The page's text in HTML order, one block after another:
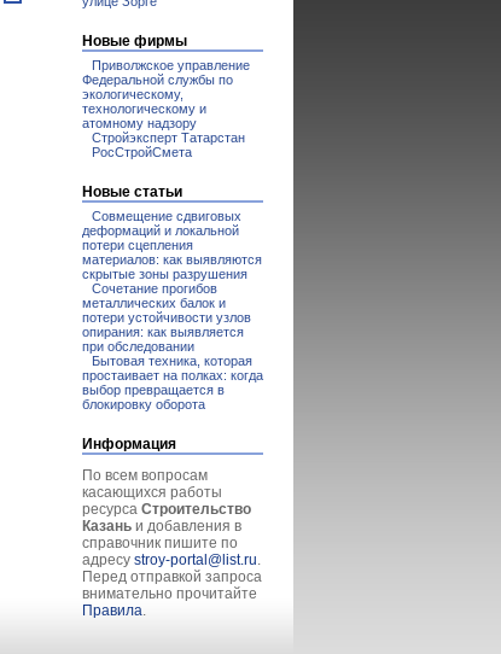
Новые фирмы
Приволжское управление
Федеральной службы по
экологическому,
технологическому и
атомному надзору
Стройэксперт Татарстан
РосСтройСмета
Новые статьи
Совмещение сдвиговых
деформаций и локальной
потери сцепления
материалов: как выявляются
скрытые зоны разрушения
Сочетание прогибов
металлических балок и
потери устойчивости узлов
опирания: как выявляется
при обследовании
Бытовая техника, которая
простаивает на полках: когда
выбор превращается в
блокировку оборота
Информация
По всем вопросам
касающихся работы
ресурса Строительство
Казань и добавления в
справочник пишите по
адресу stroy-portal@list.ru.
Перед отправкой запроса
внимательно прочитайте
Правила.